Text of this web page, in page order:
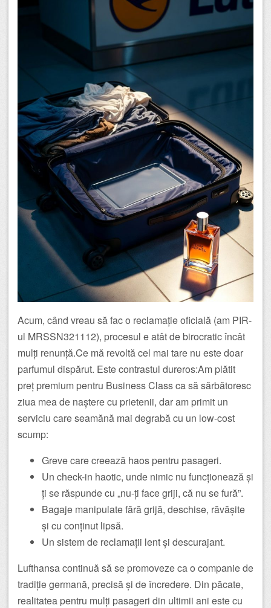
Acum, când vreau să fac o reclamație oficială (am PIR-
ul MRSSN321112), procesul e atât de birocratic încât
mulți renunță.Ce mă revoltă cel mai tare nu este doar
parfumul dispărut. Este contrastul dureros:Am plătit
preț premium pentru Business Class ca să sărbătoresc
ziua mea de naștere cu prietenii, dar am primit un
serviciu care seamănă mai degrabă cu un low-cost
scump:
Greve care creează haos pentru pasageri.
Un check-in haotic, unde nimic nu funcționează și
ți se răspunde cu „nu-ți face griji, că nu se fură”.
Bagaje manipulate fără grijă, deschise, răvășite
și cu conținut lipsă.
Un sistem de reclamații lent și descurajant.
Lufthansa continuă să se promoveze ca o companie de
tradiție germană, precisă și de încredere. Din păcate,
realitatea pentru mulți pasageri din ultimii ani este cu